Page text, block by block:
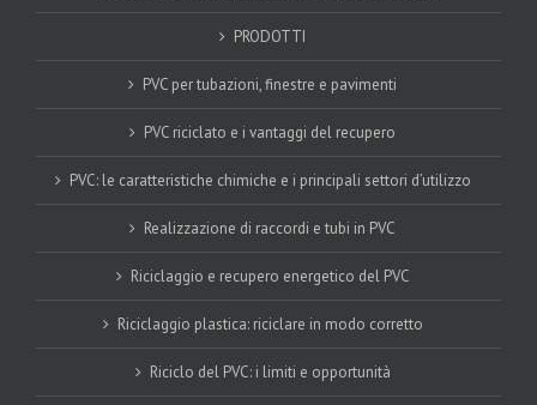
PRODOTTI
PVC per tubazioni, finestre e pavimenti
PVC riciclato e i vantaggi del recupero
PVC: le caratteristiche chimiche e i principali settori d’utilizzo
Realizzazione di raccordi e tubi in PVC
Riciclaggio e recupero energetico del PVC
Riciclaggio plastica: riciclare in modo corretto
Riciclo del PVC: i limiti e opportunità